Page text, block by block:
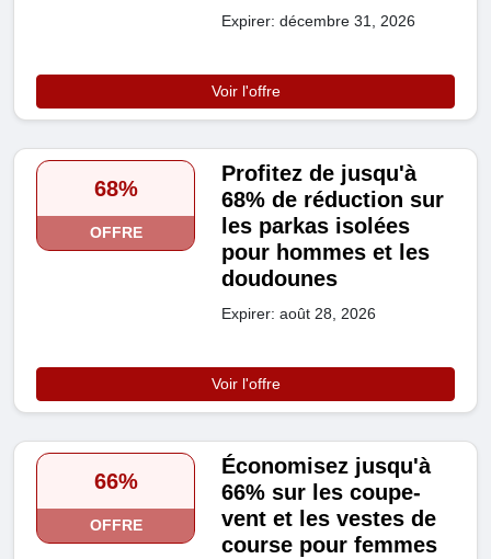
Expirer: décembre 31, 2026
Voir l'offre
68%
OFFRE
Profitez de jusqu'à
68% de réduction sur
les parkas isolées
pour hommes et les
doudounes
Expirer: août 28, 2026
Voir l'offre
66%
OFFRE
Économisez jusqu'à
66% sur les coupe-
vent et les vestes de
course pour femmes